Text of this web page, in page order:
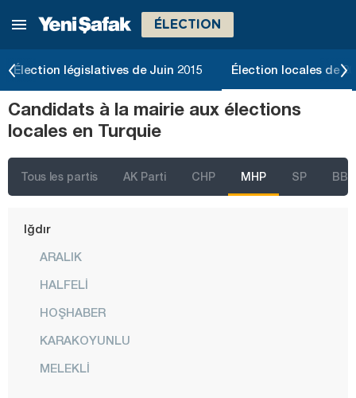
ÉLECTION
Élection législatives de Juin 2015 Élection locales de
Candidats à la mairie aux élections
locales en Turquie
Tous les partis AK Parti CHP MHP SP BBP
Erzurum
Giresun
Gümüşhane
Hatay
Iğdır
ARALIK
HALFELİ
HOŞHABER
KARAKOYUNLU
MELEKLİ